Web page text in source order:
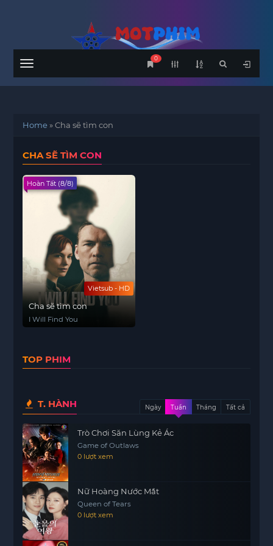
Menu
0
Home»Cha sẽ tìm con
CHA SẼ TÌM CON
Vietsub - HD
Hoàn Tất (8/8)
Cha sẽ tìm con
I Will Find You
TOP PHIM
T. HÀNH Ngày Tuần Tháng Tất cả
Trò Chơi Săn Lùng Kẻ Ác
Game of Outlaws
0 lượt xem
Nữ Hoàng Nước Mắt
Queen of Tears
0 lượt xem